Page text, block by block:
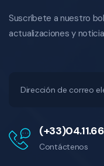
Suscríbete a nuestro
actualizaciones y
Contáctenos